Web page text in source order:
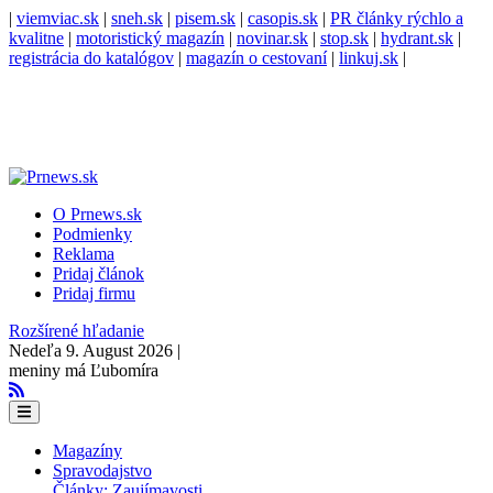
| viemviac.sk | sneh.sk | pisem.sk | casopis.sk | PR články rýchlo a
kvalitne | motoristický magazín | novinar.sk | stop.sk | hydrant.sk |
registrácia do katalógov | magazín o cestovaní| linkuj.sk |
O Prnews.sk
Podmienky
Reklama
Pridaj článok
Pridaj firmu
Rozšírené hľadanie
Nedeľa 9. August 2026 |
meniny má Ľubomíra
Magazíny
Spravodajstvo